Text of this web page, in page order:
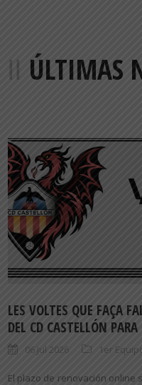
ÚLTIMAS
LES VOLTES QUE FAÇA
DEL CD CASTELLÓN
06 Jul 2026 1er
El plazo de renovación online